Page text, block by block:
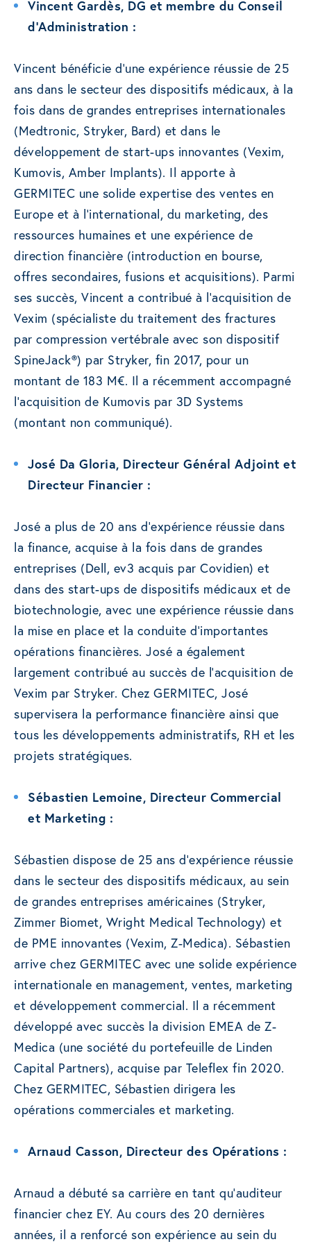
Vincent Gardès, DG et membre du Conseil
d’Administration :
Vincent bénéficie d’une expérience réussie de 25
ans dans le secteur des dispositifs médicaux, à la
fois dans de grandes entreprises internationales
(Medtronic, Stryker, Bard) et dans le
développement de start-ups innovantes (Vexim,
Kumovis, Amber Implants). Il apporte à
GERMITEC une solide expertise des ventes en
Europe et à l’international, du marketing, des
ressources humaines et une expérience de
direction financière (introduction en bourse,
offres secondaires, fusions et acquisitions). Parmi
ses succès, Vincent a contribué à l’acquisition de
Vexim (spécialiste du traitement des fractures
par compression vertébrale avec son dispositif
SpineJack®) par Stryker, fin 2017, pour un
montant de 183 M€. Il a récemment accompagné
l’acquisition de Kumovis par 3D Systems
(montant non communiqué).
José Da Gloria, Directeur Général Adjoint et
Directeur Financier :
José a plus de 20 ans d’expérience réussie dans
la finance, acquise à la fois dans de grandes
entreprises (Dell, ev3 acquis par Covidien) et
dans des start-ups de dispositifs médicaux et de
biotechnologie, avec une expérience réussie dans
la mise en place et la conduite d’importantes
opérations financières. José a également
largement contribué au succès de l’acquisition de
Vexim par Stryker. Chez GERMITEC, José
supervisera la performance financière ainsi que
tous les développements administratifs, RH et les
projets stratégiques.
Sébastien Lemoine, Directeur Commercial
et Marketing :
Sébastien dispose de 25 ans d’expérience réussie
dans le secteur des dispositifs médicaux, au sein
de grandes entreprises américaines (Stryker,
Zimmer Biomet, Wright Medical Technology) et
de PME innovantes (Vexim, Z-Medica). Sébastien
arrive chez GERMITEC avec une solide expérience
internationale en management, ventes, marketing
et développement commercial. Il a récemment
développé avec succès la division EMEA de Z-
Medica (une société du portefeuille de Linden
Capital Partners), acquise par Teleflex fin 2020.
Chez GERMITEC, Sébastien dirigera les
opérations commerciales et marketing.
Arnaud Casson, Directeur des Opérations :
Arnaud a débuté sa carrière en tant qu’auditeur
financier chez EY. Au cours des 20 dernières
années, il a renforcé son expérience au sein du